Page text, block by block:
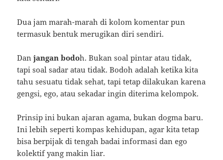
Dua jam marah-marah di kolom komentar pun
termasuk bentuk merugikan diri sendiri.
Danjangan bodoh. Bukan soal pintar atau tidak,
tapi soal sadar atau tidak. Bodoh adalah ketika kita
tahu sesuatu tidak sehat, tapi tetap dilakukan karena
gengsi, ego, atau sekadar ingin diterima kelompok.
Prinsip ini bukan ajaran agama, bukan dogma baru.
Ini lebih seperti kompas kehidupan, agar kita tetap
bisa berpijak di tengah badai informasi dan ego
kolektif yang makin liar.